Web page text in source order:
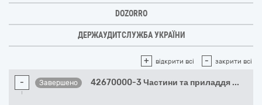
DOZORRO
ДЕРЖАУДИТСЛУЖБА УКРАЇНИ
+ відкрити всі - закрити всі
- Завершено 42670000-3 Частини та приладдя ...